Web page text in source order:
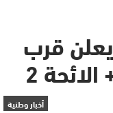
قرب
2
أخبار وطنية